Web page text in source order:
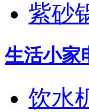
紫砂
生活小家
饮水